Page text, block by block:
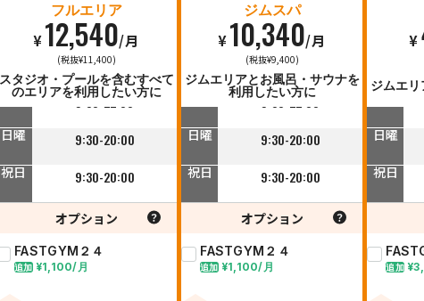
フルエリア
¥12,540/月
(税抜¥11,400)
スタジオ・プールを含むすべて
のエリアを利用したい方に
9:30-23:00
土曜 9:30-22:00
日曜 9:30-20:00
祝日 9:30-20:00
オプション
FASTGYM２４
追加¥1,100/月
ジムスパ
¥10,340/月
(税抜¥9,400)
ジムエリアとお風呂・サウナを
利用したい方に
9:30-23:00
9:30-22:00
日曜 9:30-20:00
祝日 9:30-20:00
オプション
FASTGYM２４
追加¥1,100/月
¥
ジムエ
土曜
日曜
祝日
追加